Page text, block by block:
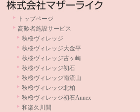
トップページ
高齢者施設サービス
秋桜ヴィレッジ
秋桜ヴィレッジ大金平
秋桜ヴィレッジ古ヶ崎
秋桜ヴィレッジ初石
秋桜ヴィレッジ南流山
秋桜ヴィレッジ北柏
秋桜ヴィレッジ初石Annex
和楽久川間